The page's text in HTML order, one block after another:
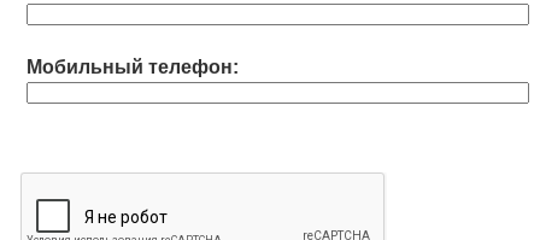
Мобильный телефон: